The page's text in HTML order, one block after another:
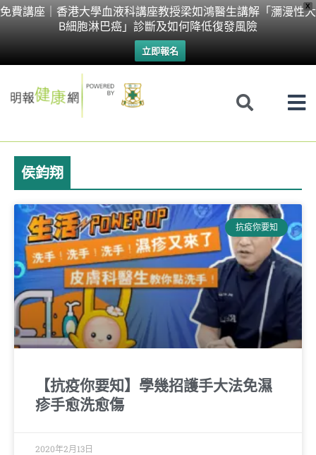
X
免費講座｜香港大學血液科講座教授梁如鴻醫生講解「瀰漫性大
B細胞淋巴癌」診斷及如何降低復發風險
立即報名
Skip
侯鈞翔
抗疫你要知
【抗疫你要知】學幾招護手大法免濕
疹手愈洗愈傷
2020年2月13日